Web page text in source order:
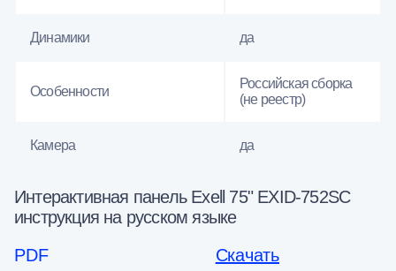
Динамики да
Особенности
Российская сборка
(не реестр)
Камера да
Интерактивная панель Exell 75" EXID-752SC
инструкция на русском языке
PDF
Скачать